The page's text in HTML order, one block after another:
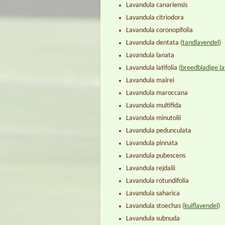
Lavandula canariensis
Lavandula citriodora
Lavandula coronopifolia
Lavandula dentata (tandlavendel)
Lavandula lanata
Lavandula latifolia (breedbladige
Lavandula mairei
Lavandula maroccana
Lavandula multifida
Lavandula minutolii
Lavandula pedunculata
Lavandula pinnata
Lavandula pubescens
Lavandula rejdalii
Lavandula rotundifolia
Lavandula saharica
Lavandula stoechas (kuiflavendel)
Lavandula subnuda